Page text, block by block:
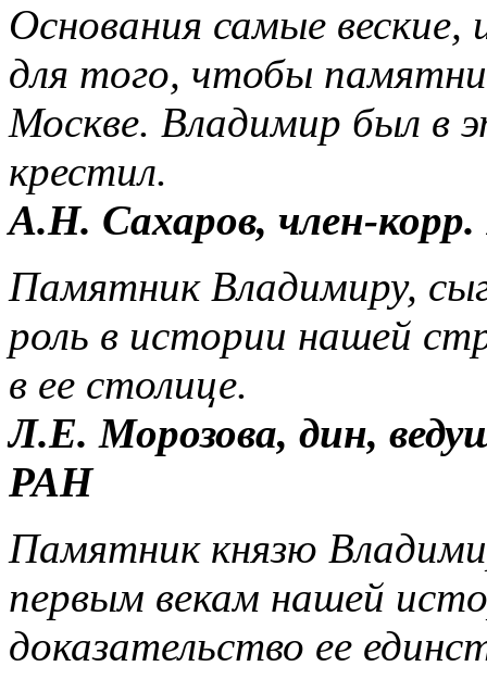
Основания самые веские,
для того, чтобы
Москве. Владимир был в
крестил.
А.Н. Сахаров, член-
Памятник Владимиру,
роль в истории нашей
в ее столице.
Л.Е. Морозова, дин,
РАН
Памятник князю
первым векам нашей
доказательство ее